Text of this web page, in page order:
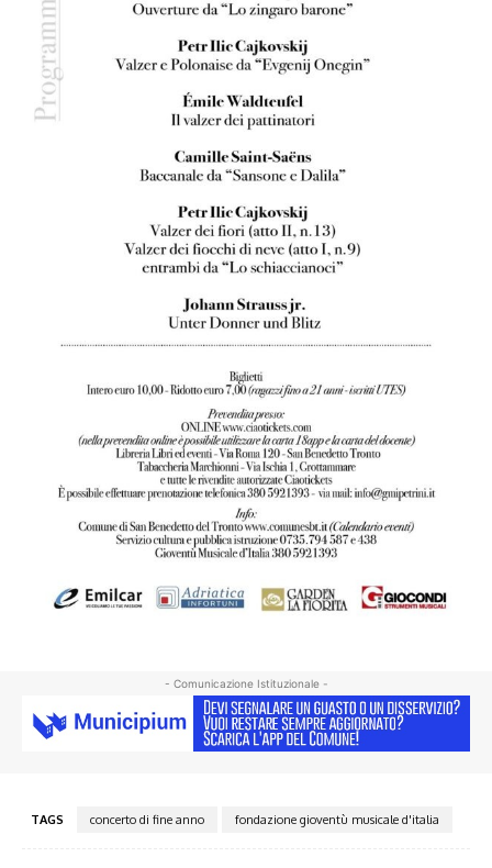
- Comunicazione Istituzionale -
TAGS concerto di fine anno fondazione gioventù musicale d'italia